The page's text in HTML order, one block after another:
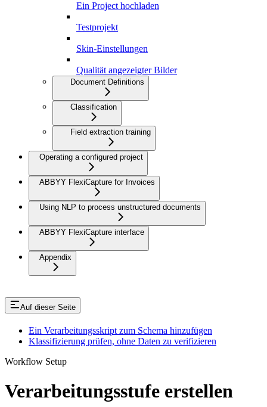
Ein Project hochladen
Testprojekt
Skin-Einstellungen
Qualität angezeigter Bilder
Document Definitions
Classification
Field extraction training
Operating a configured project
ABBYY FlexiCapture for Invoices
Using NLP to process unstructured documents
ABBYY FlexiCapture interface
Appendix
Auf dieser Seite
Ein Verarbeitungsskript zum Schema hinzufügen
Klassifizierung prüfen, ohne Daten zu verifizieren
Workflow Setup
Verarbeitungsstufe erstellen